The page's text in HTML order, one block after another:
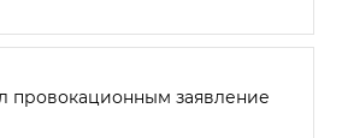
провокационным заявление